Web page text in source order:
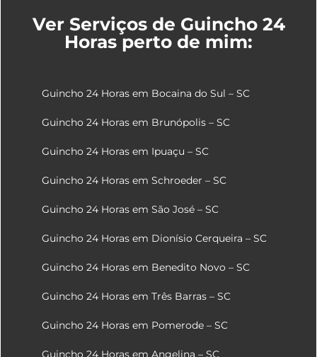
Ver Serviços de Guincho 24
Horas perto de mim:
Guincho 24 Horas em Bocaina do Sul – SC
Guincho 24 Horas em Brunópolis – SC
Guincho 24 Horas em Ipuaçu – SC
Guincho 24 Horas em Schroeder – SC
Guincho 24 Horas em São José – SC
Guincho 24 Horas em Dionísio Cerqueira – SC
Guincho 24 Horas em Benedito Novo – SC
Guincho 24 Horas em Três Barras – SC
Guincho 24 Horas em Pomerode – SC
Guincho 24 Horas em Angelina – SC